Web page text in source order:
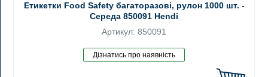
Етикетки Food Safety багаторазові, рулон 1000 шт. -
Середа 850091 Hendi
Артикул: 850091